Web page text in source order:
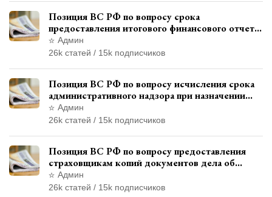
Позиция ВС РФ по вопросу срока
предоставления итогового финансового отчета
кандидатом в соответствии с
законодательством о выборах
Админ
26k статей / 15k подписчиков
Позиция ВС РФ по вопросу исчисления срока
административного надзора при назначении
дополнительного наказания, отличного от
ограничения свободы
Админ
26k статей / 15k подписчиков
Позиция ВС РФ по вопросу предоставления
страховщикам копий документов дела об
административном правонарушении для
автотехнической экспертизы
Админ
26k статей / 15k подписчиков